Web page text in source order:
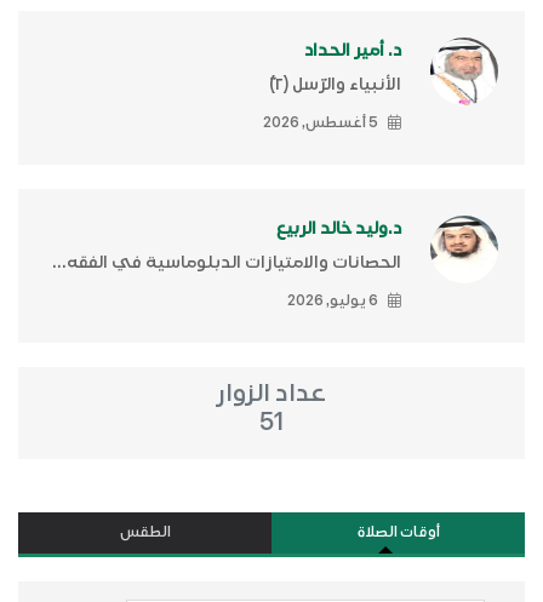
د. أمير الحداد
الأنبياء والرّسل (٢)ّ
5 أغسطس, 2026
د.وليد خالد الربيع
الحصانات والامتيازات الدبلوماسية في الفقه...
6 يوليو, 2026
عداد الزوار
51
أوقات الصلاة الطقس